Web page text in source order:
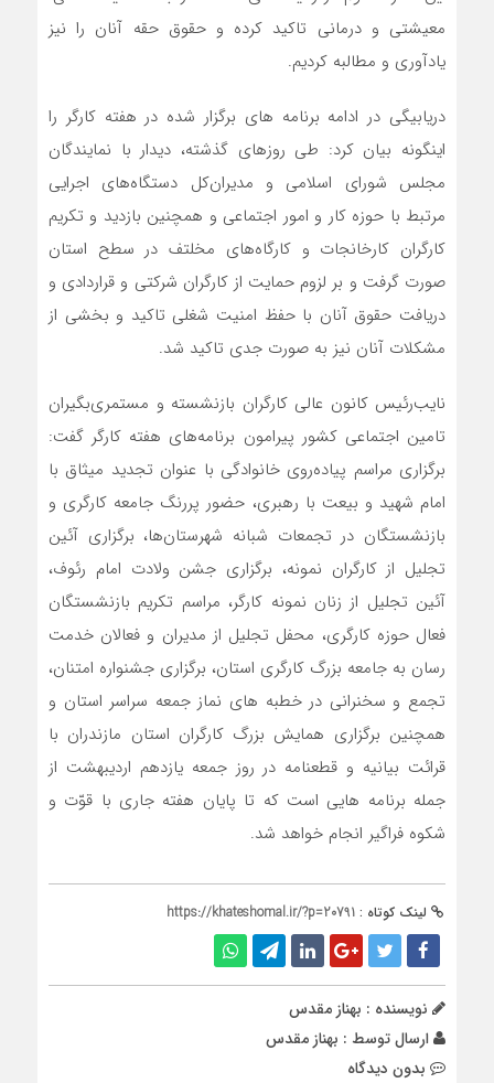
معیشتی و درمانی تاکید کرده و حقوق حقه آنان را نیز
یادآوری و مطالبه کردیم.
دریابیگی در ادامه برنامه های برگزار شده در هفته کارگر را
اینگونه بیان کرد: طی روزهای گذشته، دیدار با نمایندگان
مجلس شورای اسلامی و مدیران‌کل دستگاه‌های اجرایی
مرتبط با حوزه کار و امور اجتماعی و همچنین بازدید و تکریم
کارگران کارخانجات و کارگاه‌های مخلتف در سطح استان
صورت گرفت و بر لزوم حمایت از کارگران شرکتی و قراردادی و
دریافت حقوق آنان با حفظ امنیت شغلی تاکید و بخشی از
مشکلات آنان نیز به صورت جدی تاکید شد.
نایب‌رئیس کانون عالی کارگران بازنشسته و مستمری‌بگیران
تامین اجتماعی کشور پیرامون برنامه‌های هفته کارگر گفت:
برگزاری مراسم پیاده‌روی خانوادگی با عنوان تجدید میثاق با
امام شهید و بیعت با رهبری، حضور پررنگ جامعه کارگری و
بازنشستگان در تجمعات شبانه شهرستان‌ها، برگزاری آئین
تجلیل از کارگران نمونه، برگزاری جشن ولادت امام رئوف،
آئین تجلیل از زنان نمونه کارگر، مراسم تکریم بازنشستگان
فعال حوزه کارگری، محفل تجلیل از مدیران و فعالان خدمت
رسان به جامعه بزرگ کارگری استان، برگزاری جشنواره امتنان،
تجمع و سخنرانی در خطبه های نماز جمعه سراسر استان و
همچنین برگزاری همایش بزرگ کارگران استان مازندران با
قرائت بیانیه و قطعنامه در روز جمعه یازدهم اردیبهشت از
جمله برنامه هایی است که تا پایان هفته جاری با قوّت و
شکوه فراگیر انجام خواهد شد.
لینک کوتاه : https://khateshomal.ir/?p=20791
نویسنده : بهناز مقدس
ارسال توسط : بهناز مقدس
بدون دیدگاه